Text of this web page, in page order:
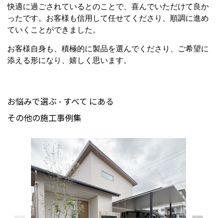
快適に過ごされているとのことで、喜んでいただけて良か
ったです。お客様も信用して任せてくださり、順調に進め
ていくことができました。
お客様自身も、積極的に製品を選んでくださり、ご希望に
添える形になり、嬉しく思います。
お悩みで選ぶ - すべて にある
その他の施工事例集